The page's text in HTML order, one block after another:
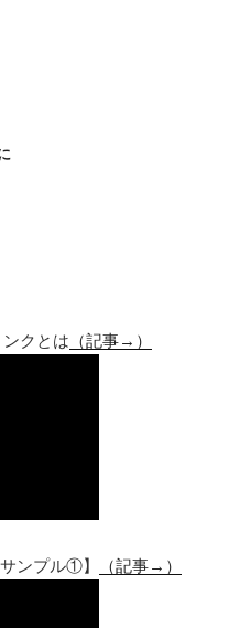
クとは （記事→）
ンプル①】 （記事→）